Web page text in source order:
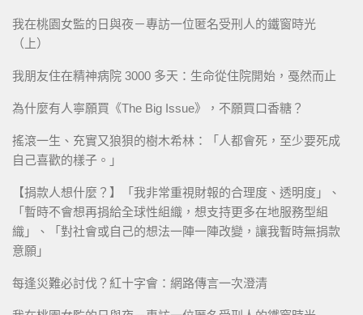
我在桃園女監的日與夜－專訪一位匿名受刑人的鐵窗時光
（上）
我朋友住在精神病院 3000 多天：生命從住院開始，戞然而止
為什麼有人寧願買《The Big Issue》，不願買口香糖？
搖滾一生、充實又狼狽的樹木希林：「人都會死，至少要死成
自己喜歡的樣子。」
【捐款人想什麼？】「我非常重視財報的合理度、透明度」、
「暫時不會想再捐給全球性組織，想支持更多在地服務型組
織」、「對社會或自己的想法一陣一陣改變，讓我暫時無捐款
意願」
每逢災難必討伐？紅十字會：網路傳言一次澄清